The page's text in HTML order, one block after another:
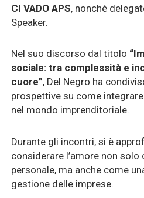
CI VADO APS, nonché
Speaker.
Nel suo discorso dal titolo
sociale: tra complessità e
cuore”, Del Negro ha
prospettive su come
nel mondo imprenditoriale.
Durante gli incontri, si è
considerare l’amore non
personale, ma anche come
gestione delle imprese.